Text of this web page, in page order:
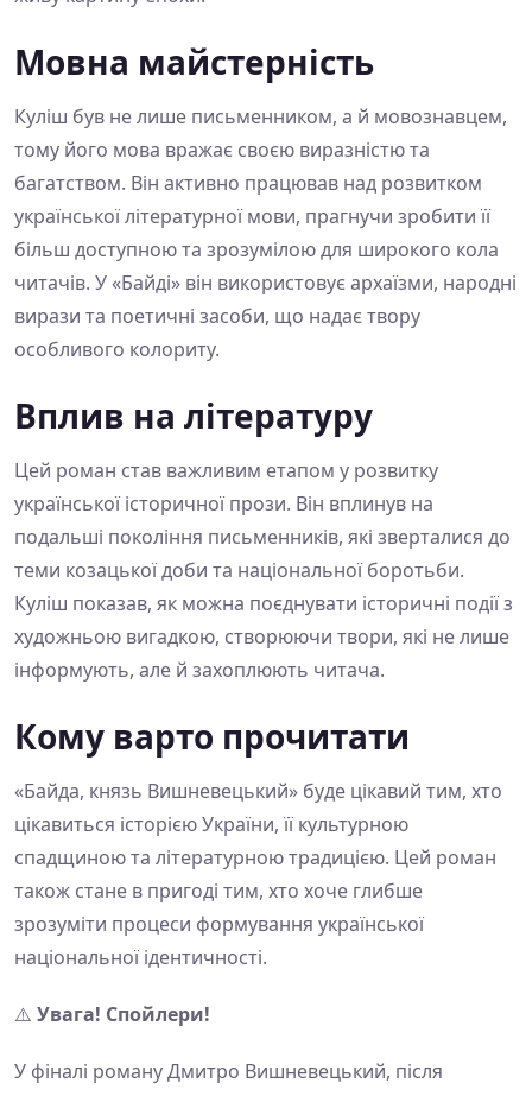
Мовна майстерність
Куліш був не лише письменником, а й мовознавцем,
тому його мова вражає своєю виразністю та
багатством. Він активно працював над розвитком
української літературної мови, прагнучи зробити її
більш доступною та зрозумілою для широкого кола
читачів. У «Байді» він використовує архаїзми, народні
вирази та поетичні засоби, що надає твору
особливого колориту.
Вплив на літературу
Цей роман став важливим етапом у розвитку
української історичної прози. Він вплинув на
подальші покоління письменників, які зверталися до
теми козацької доби та національної боротьби.
Куліш показав, як можна поєднувати історичні події з
художньою вигадкою, створюючи твори, які не лише
інформують, але й захоплюють читача.
Кому варто прочитати
«Байда, князь Вишневецький» буде цікавий тим, хто
цікавиться історією України, її культурною
спадщиною та літературною традицією. Цей роман
також стане в пригоді тим, хто хоче глибше
зрозуміти процеси формування української
національної ідентичності.
⚠️ Увага! Спойлери!
У фіналі роману Дмитро Вишневецький, після